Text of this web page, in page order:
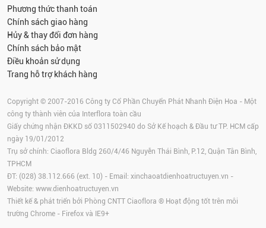
Phương thức thanh toán
Chính sách giao hàng
Hủy & thay đổi đơn hàng
Chính sách bảo mật
Điều khoản sử dụng
Trang hỗ trợ khách hàng
Copyright © 2007-2016 Công ty Cổ Phần Chuyển Phát Nhanh Điện Hoa - Một
công ty thành viên của Interflora toàn cầu
Giấy chứng nhận ĐKKD số 0311502940 do Sở Kế hoạch & Đầu tư TP. HCM cấp
ngày 19/01/2012
Trụ sở chính: Ciaoflora Bldg 260/4/46 Nguyễn Thái Bình, P.12, Quận Tân Bình,
TPHCM
ĐT: (028) 38.112.666 (ext. 10) - Email: xinchaoatdienhoatructuyen.vn -
Website: www.dienhoatructuyen.vn
Thiết kế & phát triển bởi Phòng CNTT Ciaoflora ® Hoạt động tốt trên môi
trường Chrome - Firefox và IE9+